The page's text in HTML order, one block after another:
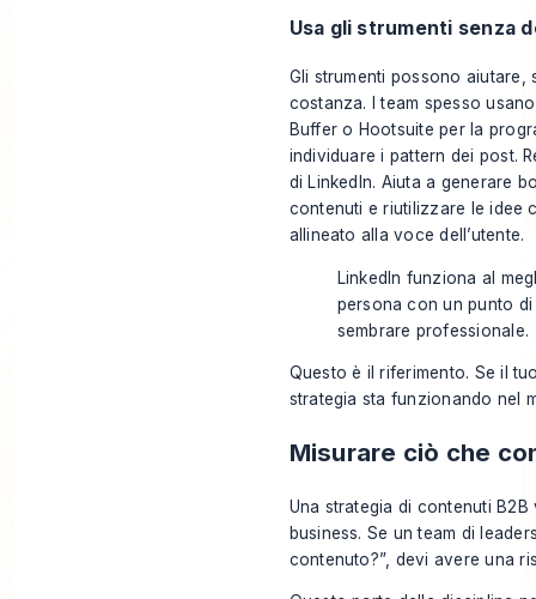
Usa gli strumenti senza
Gli strumenti possono
costanza. I team spesso
Buffer o Hootsuite per la
individuare i pattern dei post.
di LinkedIn. Aiuta a generare
contenuti e riutilizzare le idee
allineato alla voce dell’utente.
LinkedIn funziona al
persona con un punto
sembrare professionale.
Questo è il riferimento. Se il
strategia sta funzionando nel
Misurare ciò che
Una strategia di contenuti
business. Se un team di
contenuto?”, devi avere una